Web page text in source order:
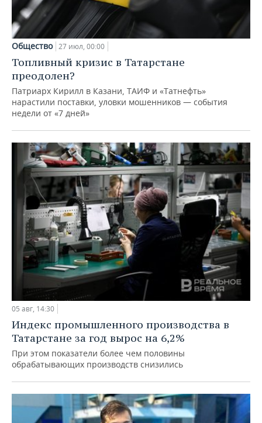
Общество 27 июл, 00:00
Топливный кризис в Татарстане
преодолен?
Патриарх Кирилл в Казани, ТАИФ и «Татнефть»
нарастили поставки, уловки мошенников — события
недели от «7 дней»
05 авг, 14:30
Индекс промышленного производства в
Татарстане за год вырос на 6,2%
При этом показатели более чем половины
обрабатывающих производств снизились